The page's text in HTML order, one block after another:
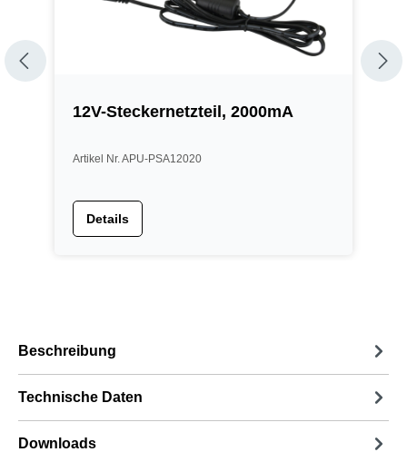
12V-Steckernetzteil, 2000mA
Artikel Nr. APU-PSA12020
Details
Beschreibung
Technische Daten
Downloads